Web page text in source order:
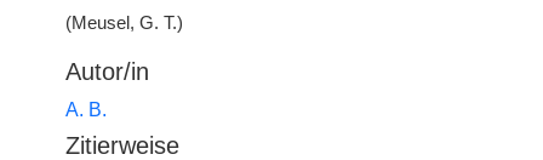
(Meusel, G. T.)
Autor/in
A. B.
Zitierweise